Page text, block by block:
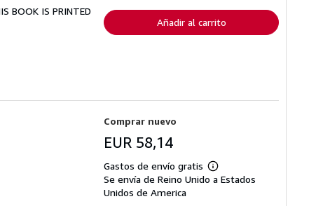
BOOK IS PRINTED
Añadir al carrito
Comprar nuevo
EUR 58,14
Gastos de envío gratis
Más
información
Se envía de Reino Unido a Estados
Unidos de America